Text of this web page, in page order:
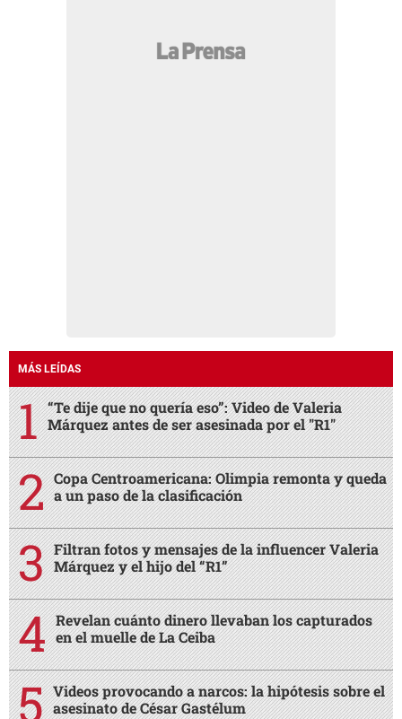
MÁS LEÍDAS
“Te dije que no quería eso”: Video de Valeria
Márquez antes de ser asesinada por el "R1"
Copa Centroamericana: Olimpia remonta y queda
a un paso de la clasificación
Filtran fotos y mensajes de la influencer Valeria
Márquez y el hijo del “R1”
Revelan cuánto dinero llevaban los capturados
en el muelle de La Ceiba
Videos provocando a narcos: la hipótesis sobre el
asesinato de César Gastélum